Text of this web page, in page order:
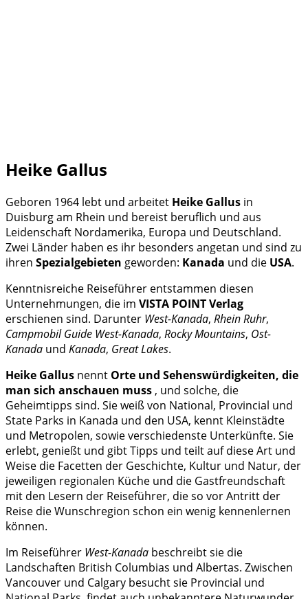
Heike Gallus
Geboren 1964 lebt und arbeitet Heike Gallus in
Duisburg am Rhein und bereist beruflich und aus
Leidenschaft Nordamerika, Europa und Deutschland.
Zwei Länder haben es ihr besonders angetan und sind zu
ihren Spezialgebieten geworden: Kanada und die USA.
Kenntnisreiche Reiseführer entstammen diesen
Unternehmungen, die im VISTA POINT Verlag
erschienen sind. Darunter West-Kanada, Rhein Ruhr,
Campmobil Guide West-Kanada, Rocky Mountains, Ost-
Kanada und Kanada, Great Lakes.
Heike Gallus nennt Orte und Sehenswürdigkeiten, die
man sich anschauen muss , und solche, die
Geheimtipps sind. Sie weiß von National, Provincial und
State Parks in Kanada und den USA, kennt Kleinstädte
und Metropolen, sowie verschiedenste Unterkünfte. Sie
erlebt, genießt und gibt Tipps und teilt auf diese Art und
Weise die Facetten der Geschichte, Kultur und Natur, der
jeweiligen regionalen Küche und die Gastfreundschaft
mit den Lesern der Reiseführer, die so vor Antritt der
Reise die Wunschregion schon ein wenig kennenlernen
können.
Im Reiseführer West-Kanada beschreibt sie die
Landschaften British Columbias und Albertas. Zwischen
Vancouver und Calgary besucht sie Provincial und